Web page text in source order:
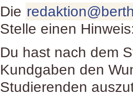
Die
Stelle einen
Du hast nach dem
Kundgaben den
Studierenden